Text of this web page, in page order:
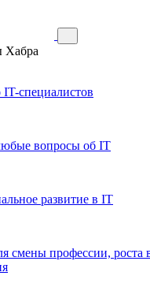
Хабра
специалистов
вопросы об IT
развитие в IT
смены профессии, роста